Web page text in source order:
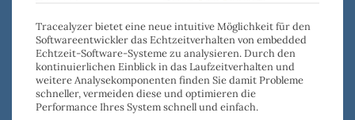
Tracealyzer bietet eine neue intuitive Möglichkeit für den
Softwareentwickler das Echtzeitverhalten von embedded
Echtzeit-Software-Systeme zu analysieren. Durch den
kontinuierlichen Einblick in das Laufzeitverhalten und
weitere Analysekomponenten finden Sie damitProbleme
schneller, vermeiden diese und optimieren die
PerformanceIhres System schnell und einfach.